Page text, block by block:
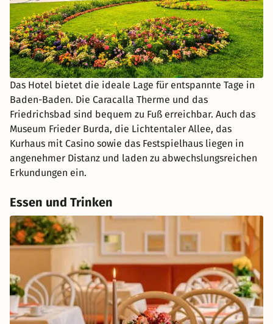
Das Hotel bietet die ideale Lage für entspannte Tage in
Baden-Baden. Die Caracalla Therme und das
Friedrichsbad sind bequem zu Fuß erreichbar. Auch das
Museum Frieder Burda, die Lichtentaler Allee, das
Kurhaus mit Casino sowie das Festspielhaus liegen in
angenehmer Distanz und laden zu abwechslungsreichen
Erkundungen ein.
Essen und Trinken